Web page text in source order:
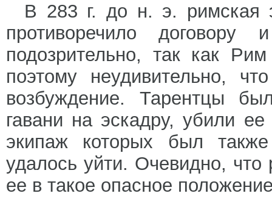
В 283 г. до н. э. римская
противоречило
подозрительно, так как
поэтому неудивительно,
возбуждение. Тарентцы
гавани на эскадру, убили
экипаж которых был
удалось уйти. Очевидно, что
ее в такое опасное